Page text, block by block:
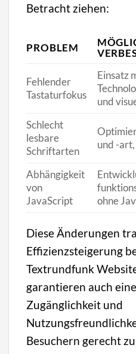
Betracht ziehen:
PROBLEM
Fehlender
Tastaturfokus
Einsatz
und
Schlecht
lesbare
Schriftarten
und -
Abhängigkeit
von
JavaScript
ohne
Diese Änderungen
Effizienzsteigerung
Textrundfunk
garantieren auch
Zugänglichkeit und
Besuchern gerecht